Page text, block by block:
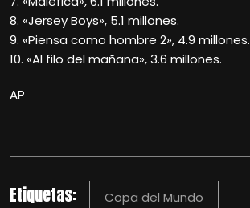
8. «Jersey Boys», 5.1 millones.
9. «Piensa como hombre 2», 4.9 millones.
10. «Al filo del mañana», 3.6 millones.
AP
Etiquetas: Copa del Mundo